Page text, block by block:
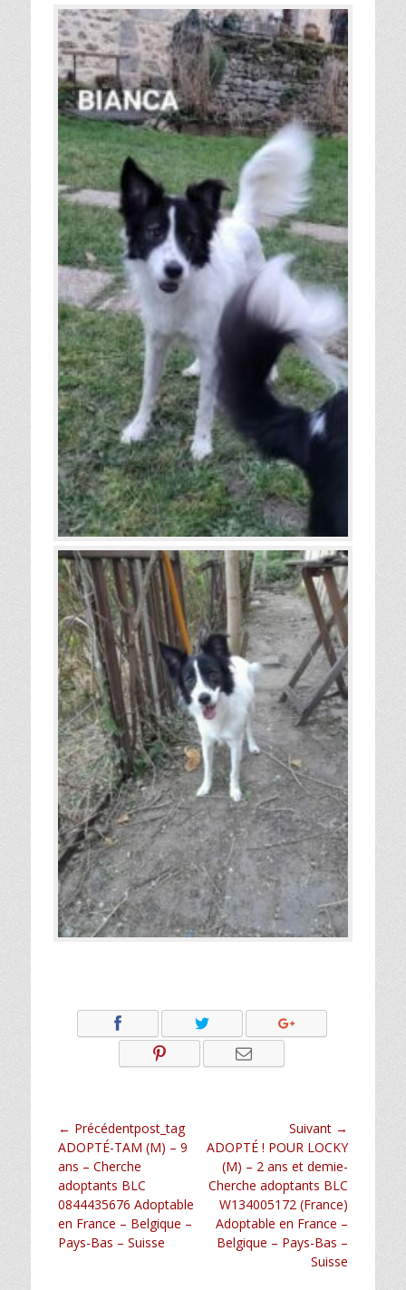
Navigation
de
l’article
← Précédentpost_tag
Article
précédent :
ADOPTÉ-TAM (M) – 9
ans – Cherche
adoptants BLC
0844435676 Adoptable
en France – Belgique –
Pays-Bas – Suisse
Suivant →
Article
suivant :
ADOPTÉ ! POUR LOCKY
(M) – 2 ans et demie-
Cherche adoptants BLC
W134005172 (France)
Adoptable en France –
Belgique – Pays-Bas –
Suisse